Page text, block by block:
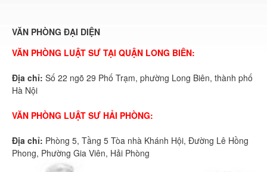
VĂN PHÒNG ĐẠI DIỆN
VĂN PHÒNG LUẬT SƯ TẠI QUẬN LONG BIÊN:
Địa chỉ: Số 22 ngõ 29 Phố Trạm, phường Long Biên, thành phố
Hà Nội
VĂN PHÒNG LUẬT SƯ HẢI PHÒNG:
Địa chỉ: Phòng 5, Tầng 5 Tòa nhà Khánh Hội, Đường Lê Hồng
Phong, Phường Gia Viên, Hải Phòng